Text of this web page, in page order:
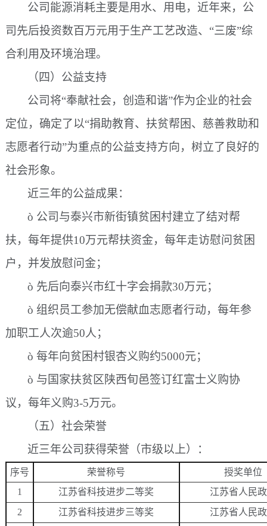
公司能源消耗主要是用水、用电，近年来，公
司先后投资数百万元用于生产工艺改造、 “三废”综
合利用及环境治理。
（四）公益支持
公司将“奉献社会，创造和谐”作为企业的社会
定位，确定了以“捐助教育、扶贫帮困、慈善救助和
志愿者行动”为重点的公益支持方向，树立了良好的
社会形象。
近三年的公益成果：
ò 公司与泰兴市新街镇贫困村建立了结对帮
扶，每年提供10万元帮扶资金，每年走访慰问贫困
户，并发放慰问金；
ò 先后向泰兴市红十字会捐款30万元；
ò 组织员工参加无偿献血志愿者行动，每年参
加职工人次逾50人；
ò 每年向贫困村银杏义购约5000元；
ò 与国家扶贫区陕西旬邑签订红富士义购协
议，每年义购3-5万元。
（五）社会荣誉
近三年公司获得荣誉（市级以上）：
序号 荣誉称号
授奖单位
1
江苏省科技进步二等奖
江苏省人民
2
江苏省科技进步三等奖
江苏省人民